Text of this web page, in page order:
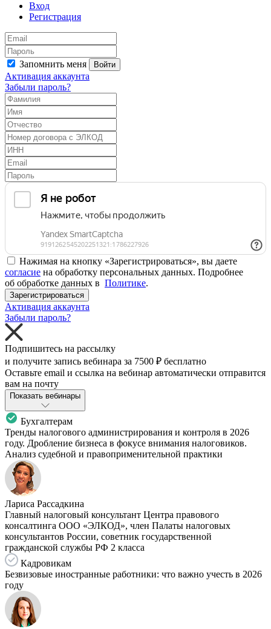
Вход
Регистрация
Запомнить меня Войти
Активация аккаунта
Забыли пароль?
Нажимая на кнопку «Зарегистрироваться», вы даете
согласие на обработку персональных данных. Подробнее
об обработке данных в Политике.
Зарегистрироваться
Активация аккаунта
Забыли пароль?
Подпишитесь на рассылку
и получите запись вебинара за 7500 ₽ бесплатно
Оставьте email и ссылка на вебинар автоматически отправится
вам на почту
Показать вебинары
Бухгалтерам
Тренды налогового администрирования и контроля в 2026
году. Дробление бизнеса в фокусе внимания налоговиков.
Анализ судебной и правоприменительной практики
Лариса Рассадкина
Главный налоговый консультант Центра правового
консалтинга ООО «ЭЛКОД», член Палаты налоговых
консультантов России, советник государственной
гражданской службы РФ 2 класса
Кадровикам
Безвизовые иностранные работники: что важно учесть в 2026
году